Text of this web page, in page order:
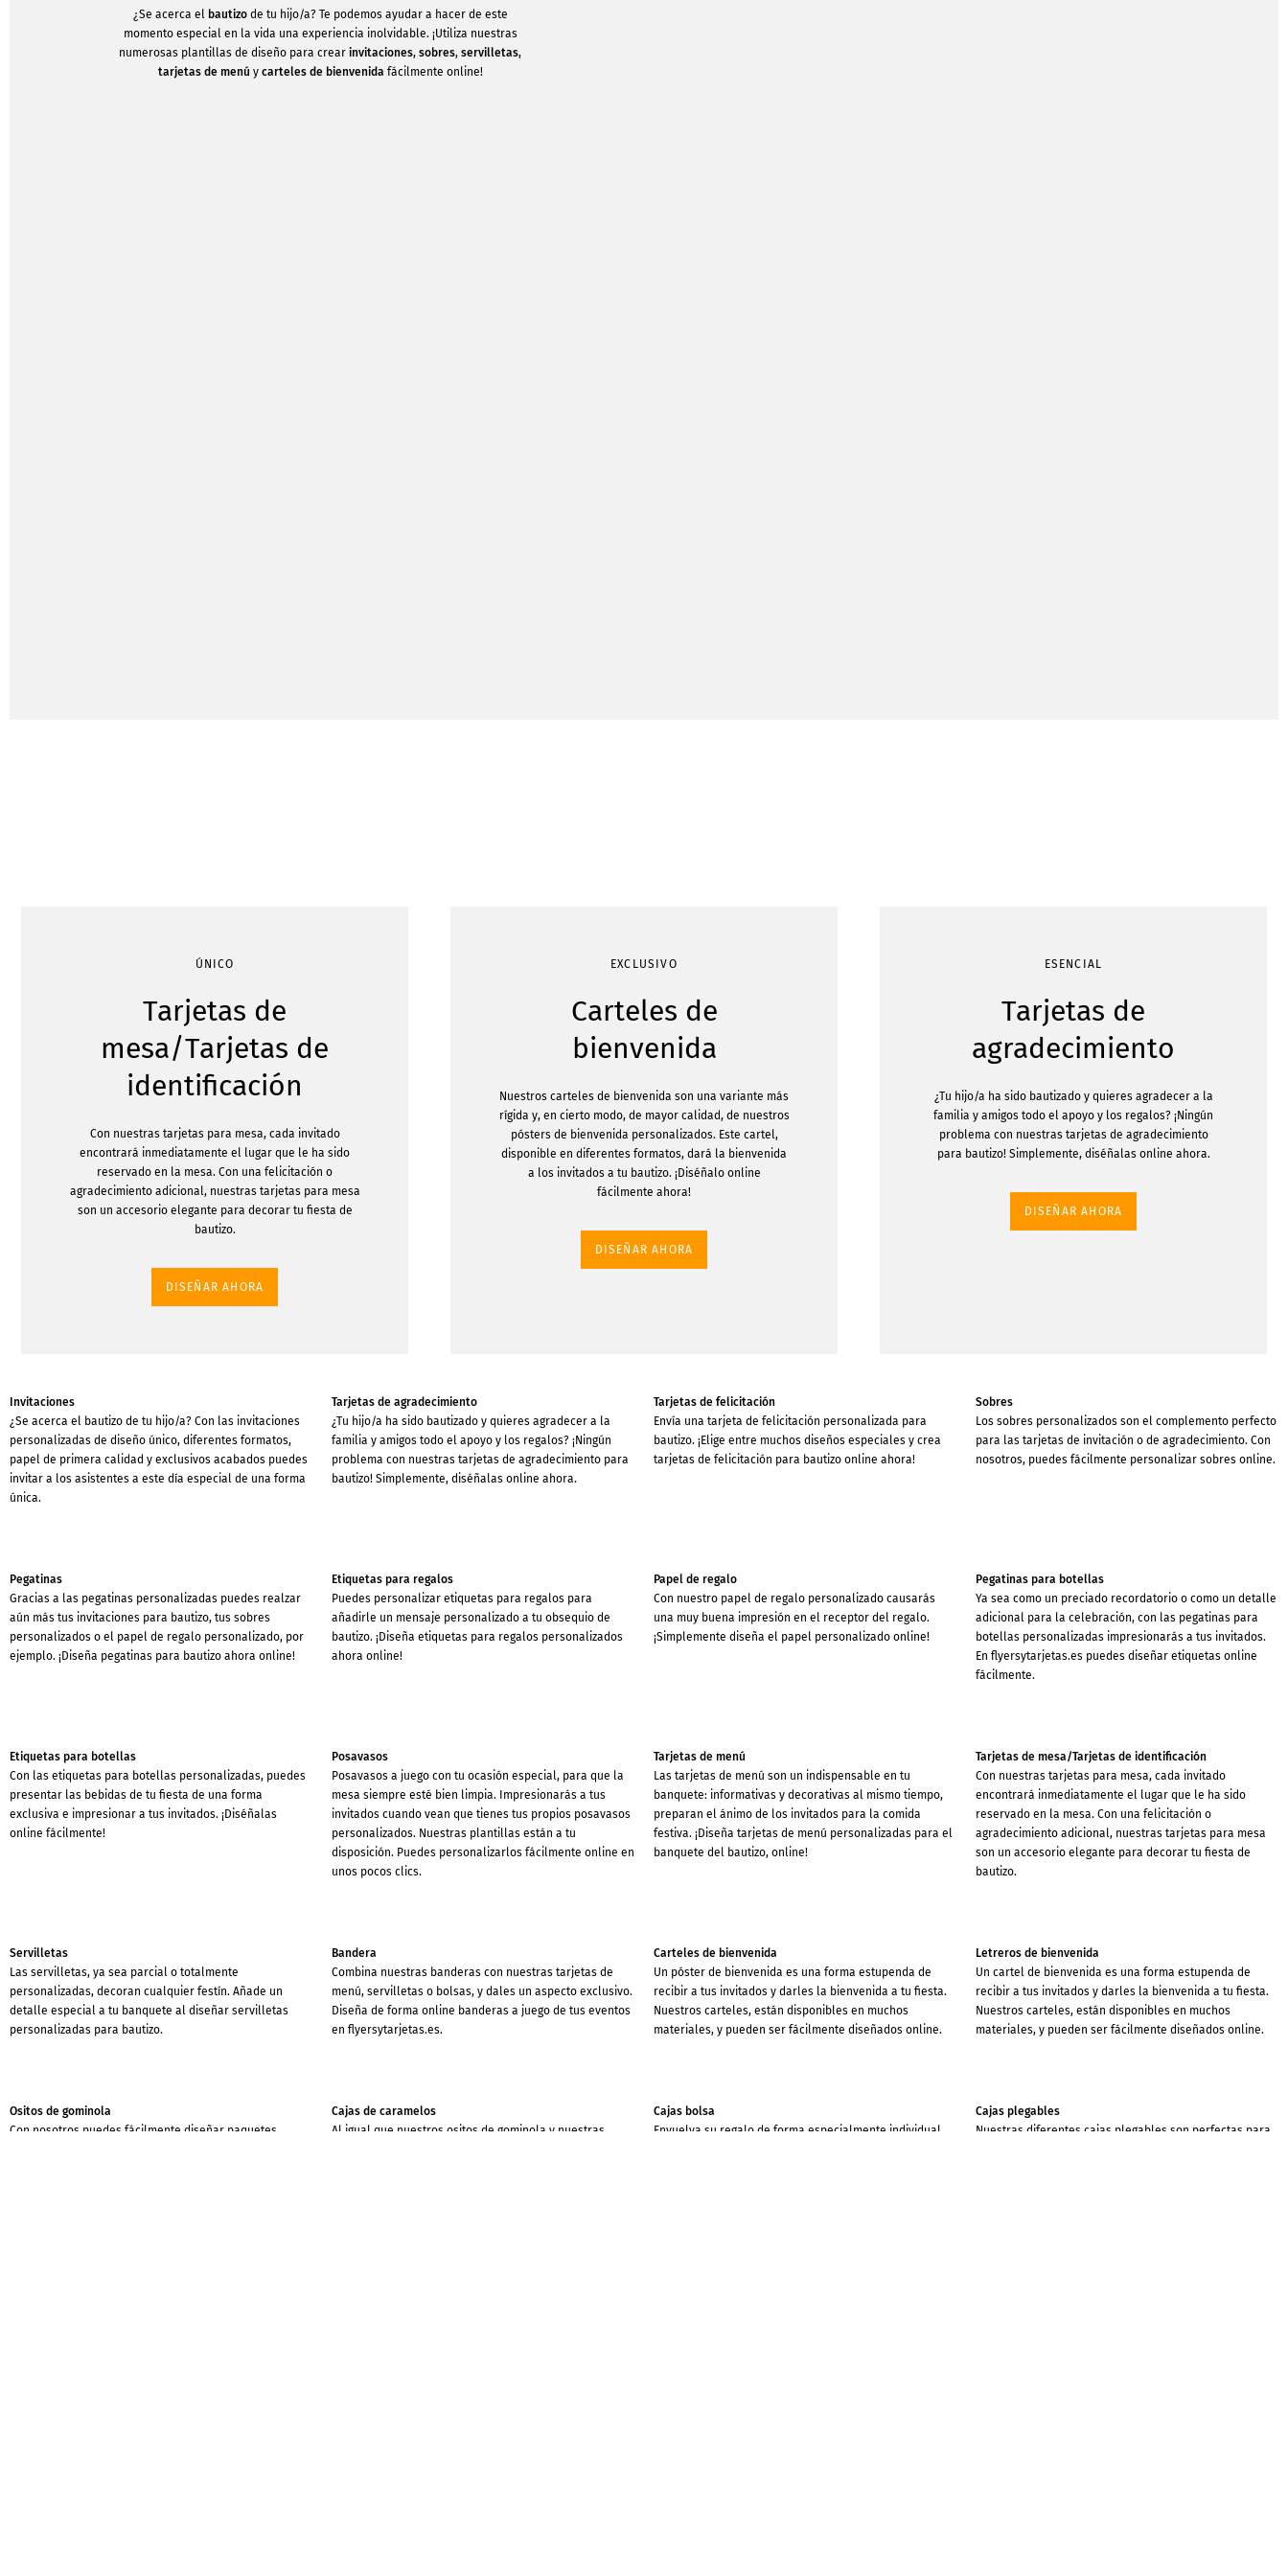
¿Se acerca el bautizode tu hijo/a? Te podemos ayudar a hacer de este
momento especial en la vida una experiencia inolvidable. ¡Utiliza nuestras
numerosas plantillas de diseño para crearinvitaciones,sobres,servilletas,
tarjetas de menú y carteles de bienvenida fácilmente online!
ÚNICO
Tarjetas de
mesa/Tarjetas de
identificación
Con nuestras tarjetas para mesa, cada invitado
encontrará inmediatamente el lugar que le ha sido
reservado en la mesa. Con una felicitación o
agradecimiento adicional, nuestras tarjetas para mesa
son un accesorio elegante para decorar tu fiesta de
bautizo.
DISEÑAR AHORA
EXCLUSIVO
Carteles de
bienvenida
Nuestros carteles de bienvenida son una variante más
rígida y, en cierto modo, de mayor calidad, de nuestros
pósters de bienvenida personalizados. Este cartel,
disponible en diferentes formatos, dará la bienvenida
a los invitados a tu bautizo. ¡Diséñalo online
fácilmente ahora!
DISEÑAR AHORA
ESENCIAL
Tarjetas de
agradecimiento
¿Tu hijo/a ha sido bautizado y quieres agradecer a la
familia y amigos todo el apoyo y los regalos? ¡Ningún
problema con nuestras tarjetas de agradecimiento
para bautizo! Simplemente, diséñalas online ahora.
DISEÑAR AHORA
Invitaciones
¿Se acerca el bautizo de tu hijo/a? Con las invitaciones
personalizadas de diseño único, diferentes formatos,
papel de primera calidad y exclusivos acabados puedes
invitar a los asistentes a este día especial de una forma
única.
Tarjetas de agradecimiento
¿Tu hijo/a ha sido bautizado y quieres agradecer a la
familia y amigos todo el apoyo y los regalos? ¡Ningún
problema con nuestras tarjetas de agradecimiento para
bautizo! Simplemente, diséñalas online ahora.
Tarjetas de felicitación
Envía una tarjeta de felicitación personalizada para
bautizo. ¡Elige entre muchos diseños especiales y crea
tarjetas de felicitación para bautizo online ahora!
Sobres
Los sobres personalizados son el complemento perfecto
para las tarjetas de invitación o de agradecimiento. Con
nosotros, puedes fácilmente personalizar sobres online.
Pegatinas
Gracias a las pegatinas personalizadas puedes realzar
aún más tus invitaciones para bautizo, tus sobres
personalizados o el papel de regalo personalizado, por
ejemplo. ¡Diseña pegatinas para bautizo ahora online!
Etiquetas para regalos
Puedes personalizar etiquetas para regalos para
añadirle un mensaje personalizado a tu obsequio de
bautizo. ¡Diseña etiquetas para regalos personalizados
ahora online!
Papel de regalo
Con nuestro papel de regalo personalizado causarás
una muy buena impresión en el receptor del regalo.
¡Simplemente diseña el papel personalizado online!
Pegatinas para botellas
Ya sea como un preciado recordatorio o como un detalle
adicional para la celebración, con las pegatinas para
botellas personalizadas impresionarás a tus invitados.
En flyersytarjetas.es puedes diseñar etiquetas online
fácilmente.
Etiquetas para botellas
Con las etiquetas para botellas personalizadas, puedes
presentar las bebidas de tu fiesta de una forma
exclusiva e impresionar a tus invitados. ¡Diséñalas
online fácilmente!
Posavasos
Posavasos a juego con tu ocasión especial, para que la
mesa siempre esté bien limpia. Impresionarás a tus
invitados cuando vean que tienes tus propios posavasos
personalizados. Nuestras plantillas están a tu
disposición. Puedes personalizarlos fácilmente online en
unos pocos clics.
Tarjetas de menú
Las tarjetas de menú son un indispensable en tu
banquete: informativas y decorativas al mismo tiempo,
preparan el ánimo de los invitados para la comida
festiva. ¡Diseña tarjetas de menú personalizadas para el
banquete del bautizo, online!
Tarjetas de mesa/Tarjetas de identificación
Con nuestras tarjetas para mesa, cada invitado
encontrará inmediatamente el lugar que le ha sido
reservado en la mesa. Con una felicitación o
agradecimiento adicional, nuestras tarjetas para mesa
son un accesorio elegante para decorar tu fiesta de
bautizo.
Servilletas
Las servilletas, ya sea parcial o totalmente
personalizadas, decoran cualquier festín. Añade un
detalle especial a tu banquete al diseñar servilletas
personalizadas para bautizo.
Bandera
Combina nuestras banderas con nuestras tarjetas de
menú, servilletas o bolsas, y dales un aspecto exclusivo.
Diseña de forma online banderas a juego de tus eventos
en flyersytarjetas.es.
Carteles de bienvenida
Un póster de bienvenida es una forma estupenda de
recibir a tus invitados y darles la bienvenida a tu fiesta.
Nuestros carteles, están disponibles en muchos
materiales, y pueden ser fácilmente diseñados online.
Letreros de bienvenida
Un cartel de bienvenida es una forma estupenda de
recibir a tus invitados y darles la bienvenida a tu fiesta.
Nuestros carteles, están disponibles en muchos
materiales, y pueden ser fácilmente diseñados online.
Ositos de gominola
Con nosotros puedes fácilmente diseñar paquetes
Cajas de caramelos
Al igual que nuestros ositos de gominola y nuestras
Cajas bolsa
Envuelva su regalo de forma especialmente individual
Cajas plegables
Nuestras diferentes cajas plegables son perfectas para